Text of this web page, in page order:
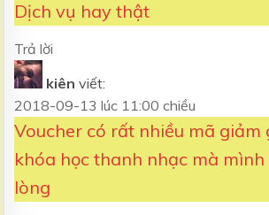
Dịch vụ hay thật
Trả lời
kiên viết:
2018-09-13 lúc 11:00 chiều
Voucher có rất nhiều mã giảm
khóa học thanh nhạc mà
lòng